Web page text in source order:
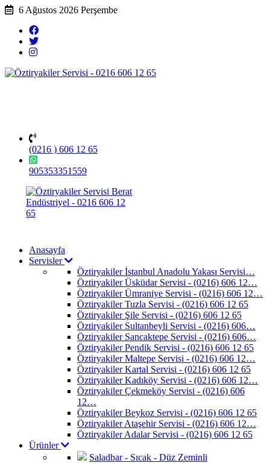
6 Ağustos 2026 Perşembe
(0216 ) 606 12 65
905353351559
Anasayfa
Servisler
Öztiryakiler İstanbul Anadolu Yakası Servisi…
Öztiryakiler Üsküdar Servisi - (0216) 606 12…
Öztiryakiler Ümraniye Servisi - (0216) 606 12…
Öztiryakiler Tuzla Servisi - (0216) 606 12 65
Öztiryakiler Şile Servisi - (0216) 606 12 65
Öztiryakiler Sultanbeyli Servisi - (0216) 606…
Öztiryakiler Sancaktepe Servisi - (0216) 606…
Öztiryakiler Pendik Servisi - (0216) 606 12 65
Öztiryakiler Maltepe Servisi - (0216) 606 12…
Öztiryakiler Kartal Servisi - (0216) 606 12 65
Öztiryakiler Kadıköy Servisi - (0216) 606 12…
Öztiryakiler Çekmeköy Servisi - (0216) 606
12…
Öztiryakiler Beykoz Servisi - (0216) 606 12 65
Öztiryakiler Ataşehir Servisi - (0216) 606 12…
Öztiryakiler Adalar Servisi - (0216) 606 12 65
Ürünler
Saladbar - Sıcak - Düz Zeminli